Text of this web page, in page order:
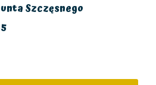
Szczęsnego